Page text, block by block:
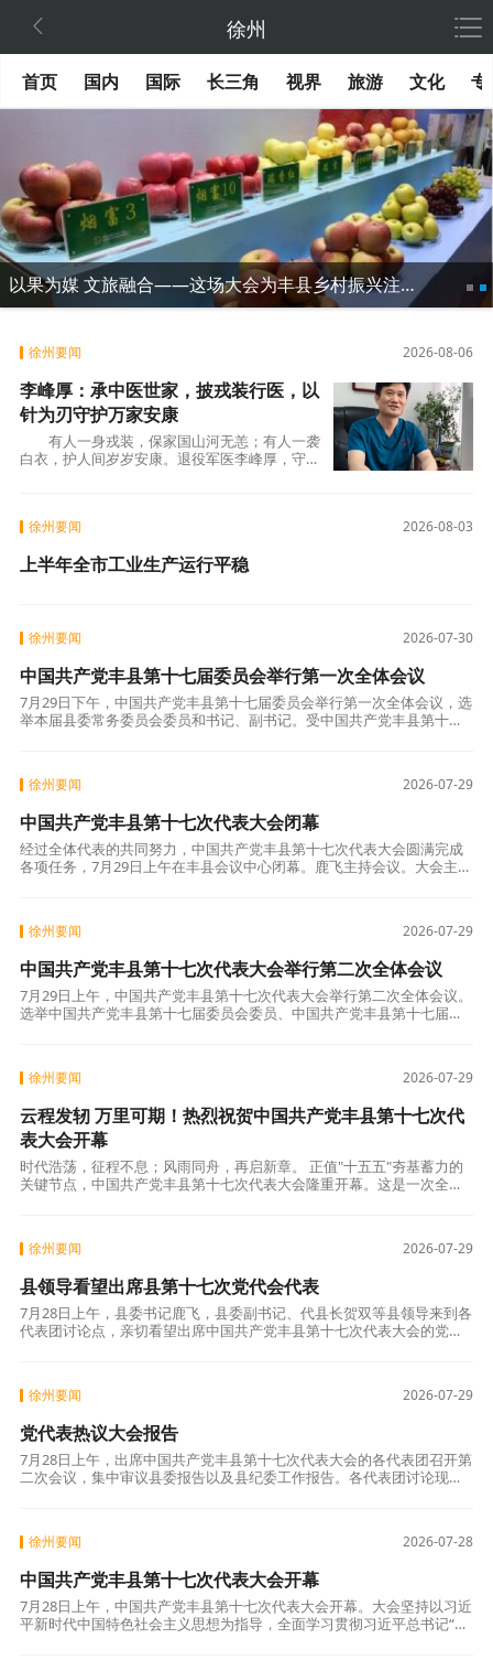
 徐州
首页 国内 国际 长三角 视界 旅游 文化 专
以果为媒 文旅融合——这场大会为丰县乡村振兴注入“甜蜜力量”
2026-08-06
徐州要闻
李峰厚：承中医世家，披戎装行医，以
针为刃守护万家安康
有人一身戎装，保家国山河无恙；有人一袭
白衣，护人间岁岁安康。退役军医李峰厚，守心
2026-08-03
徐州要闻
上半年全市工业生产运行平稳
2026-07-30
徐州要闻
中国共产党丰县第十七届委员会举行第一次全体会议
7月29日下午，中国共产党丰县第十七届委员会举行第一次全体会议，选
举本届县委常务委员会委员和书记、副书记。受中国共产党丰县第十七
2026-07-29
徐州要闻
中国共产党丰县第十七次代表大会闭幕
经过全体代表的共同努力，中国共产党丰县第十七次代表大会圆满完成
各项任务，7月29日上午在丰县会议中心闭幕。鹿飞主持会议。大会主席
2026-07-29
徐州要闻
中国共产党丰县第十七次代表大会举行第二次全体会议
7月29日上午，中国共产党丰县第十七次代表大会举行第二次全体会议。
选举中国共产党丰县第十七届委员会委员、中国共产党丰县第十七届纪
2026-07-29
徐州要闻
云程发轫 万里可期！热烈祝贺中国共产党丰县第十七次代
表大会开幕
时代浩荡，征程不息；风雨同舟，再启新章。 正值"十五五"夯基蓄力的
关键节点，中国共产党丰县第十七次代表大会隆重开幕。这是一次全面
2026-07-29
徐州要闻
县领导看望出席县第十七次党代会代表
7月28日上午，县委书记鹿飞，县委副书记、代县长贺双等县领导来到各
代表团讨论点，亲切看望出席中国共产党丰县第十七次代表大会的党代
2026-07-29
徐州要闻
党代表热议大会报告
7月28日上午，出席中国共产党丰县第十七次代表大会的各代表团召开第
二次会议，集中审议县委报告以及县纪委工作报告。各代表团讨论现场
2026-07-28
徐州要闻
中国共产党丰县第十七次代表大会开幕
7月28日上午，中国共产党丰县第十七次代表大会开幕。大会坚持以习近
平新时代中国特色社会主义思想为指导，全面学习贯彻习近平总书记“七